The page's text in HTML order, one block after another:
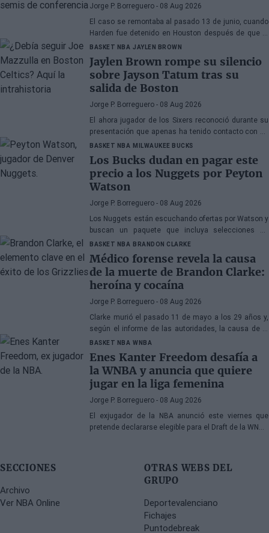
Jorge P. Borreguero - 08 Aug 2026
El caso se remontaba al pasado 13 de junio, cuando
Harden fue detenido en Houston después de que la
policía encontrara una pistola en su vehículo
BASKET NBA JAYLEN BROWN
Jaylen Brown rompe su silencio
sobre Jayson Tatum tras su
salida de Boston
Jorge P. Borreguero - 08 Aug 2026
El ahora jugador de los Sixers reconoció durante su
presentación que apenas ha tenido contacto con su
antiguo compañero
BASKET NBA MILWAUKEE BUCKS
Los Bucks dudan en pagar este
precio a los Nuggets por Peyton
Watson
Jorge P. Borreguero - 08 Aug 2026
Los Nuggets están escuchando ofertas por Watson y
buscan un paquete que incluya selecciones de
primera ronda, jóvenes talentos o una combinación
de ambos
BASKET NBA BRANDON CLARKE
Médico forense revela la causa
de la muerte de Brandon Clarke:
heroína y cocaína
Jorge P. Borreguero - 08 Aug 2026
Clarke murió el pasado 11 de mayo a los 29 años y,
según el informe de las autoridades, la causa de la
muerte fueron los efectos de la heroína y la cocaína
BASKET NBA WNBA
Enes Kanter Freedom desafía a
la WNBA y anuncia que quiere
jugar en la liga femenina
Jorge P. Borreguero - 08 Aug 2026
El exjugador de la NBA anunció este viernes que
pretende declararse elegible para el Draft de la WNBA
SECCIONES
Archivo
Ver NBA Online
OTRAS WEBS DEL
GRUPO
Deportevalenciano
Fichajes
Puntodebreak